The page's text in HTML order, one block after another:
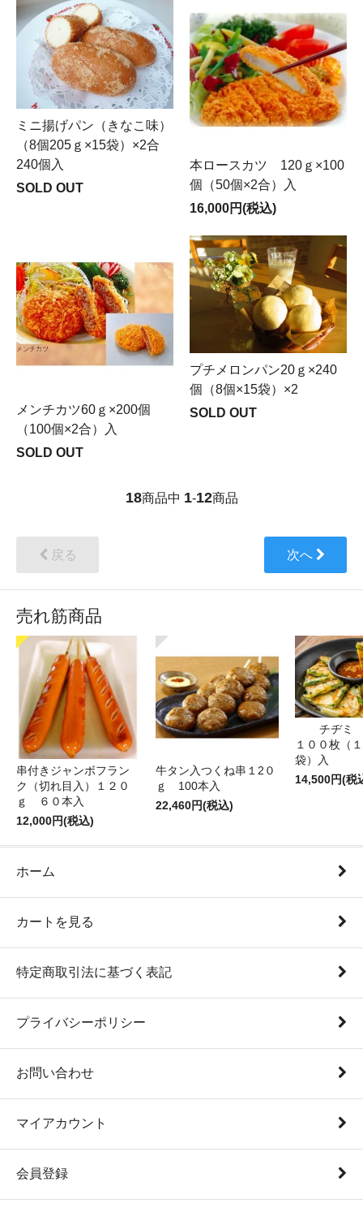
ミニ揚げパン（きなこ味）
（8個205ｇ×15袋）×2合
240個入
SOLD OUT
本ロースカツ 120ｇ×100
個（50個×2合）入
16,000円(税込)
メンチカツ60ｇ×200個
（100個×2合）入
SOLD OUT
プチメロンパン20ｇ×240
個（8個×15袋）×2
SOLD OUT
18商品中 1-12商品
戻る 次へ
売れ筋商品
串付きジャンボフラン
ク（切れ目入）１２０
ｇ ６０本入
12,000円(税込)
牛タン入つくね串１2０
ｇ 100本入
22,460円(税込)
チヂミ
１００枚（
袋）入
14,500円(税
ホーム
カートを見る
特定商取引法に基づく表記
プライバシーポリシー
お問い合わせ
マイアカウント
会員登録